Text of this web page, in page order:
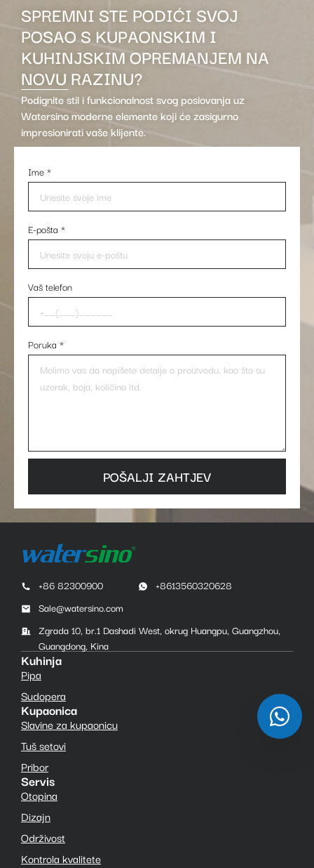
SPREMNI STE PODIĆI SVOJ
POSAO S KUPAONSKIM I
KUHINJSKIM OPREMANJEM NA
NOVU RAZINU?
Podignite stil i funkcionalnost svog poslovanja uz
Watersino moderne elemente koji će zasigurno
impresionirati vaše klijente.
Ime*
E-pošta *
Vaš telefon
Poruka *
POŠALJI ZAHTJEV
+86 82300900
+8613560320628
Sale@watersino.com
Zgrada 10, br.1 Dashadi West, okrug Huangpu, Guangzhou,
Guangdong, Kina
Kuhinja
Pipa
Sudopera
Kupaonica
Slavine za kupaonicu
Tuš setovi
Pribor
Servis
Otopina
Dizajn
Održivost
Kontrola kvalitete